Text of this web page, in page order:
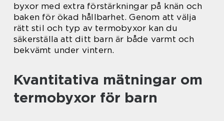
byxor med extra förstärkningar på knän och
baken för ökad hållbarhet. Genom att välja
rätt stil och typ av termobyxor kan du
säkerställa att ditt barn är både varmt och
bekvämt under vintern.
Kvantitativa mätningar om
termobyxor för barn